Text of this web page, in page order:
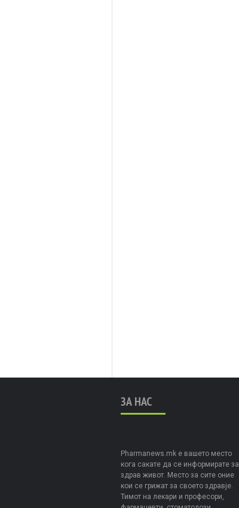
ЗА НАС
Pharmanews.mk е вашето место
кога сакате да се информирате за
здрав живот. Место за сите оние
кои се грижат за своето здравје.
Тимот на лекари и професори,